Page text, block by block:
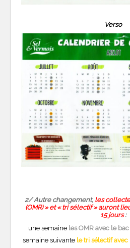
Verso
2/ Autre changement, les
(OMR) » et « tri sélectif » auront
15 jours:
une semaine les OMR avec le
semaine suivantele tri sélectif avec